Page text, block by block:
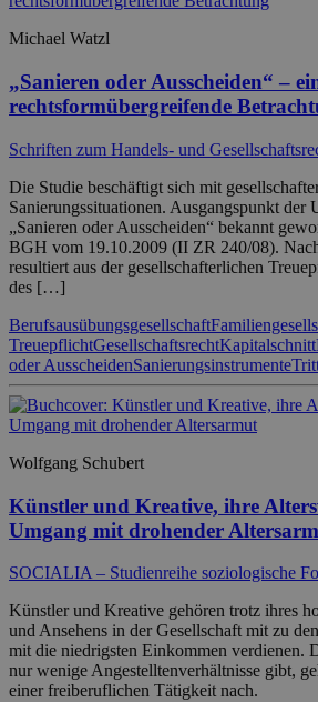
Michael Watzl
„Sanieren oder Ausscheiden“ –
rechtsformübergreifende
Schriften zum Handels- und
Die Studie beschäftigt sich mit
Sanierungssituationen. Ausgangspunkt der
„Sanieren oder Ausscheiden“ bekannt
BGH vom 19.10.2009 (II ZR 240/08).
resultiert aus der gesellschafterlichen
des […]
Berufsausübungsgesellschaft
TreuepflichtGesellschaftsrechtKapitalschnitt
oder AusscheidenSanierungsinstrumente
Wolfgang Schubert
Künstler und Kreative, ihre
Umgang mit drohender
SOCIALIA – Studienreihe soziologische
Künstler und Kreative gehören trotz ihres
und Ansehens in der Gesellschaft mit zu
mit die niedrigsten Einkommen verdienen.
nur wenige Angestelltenverhältnisse gibt,
einer freiberuflichen Tätigkeit nach.